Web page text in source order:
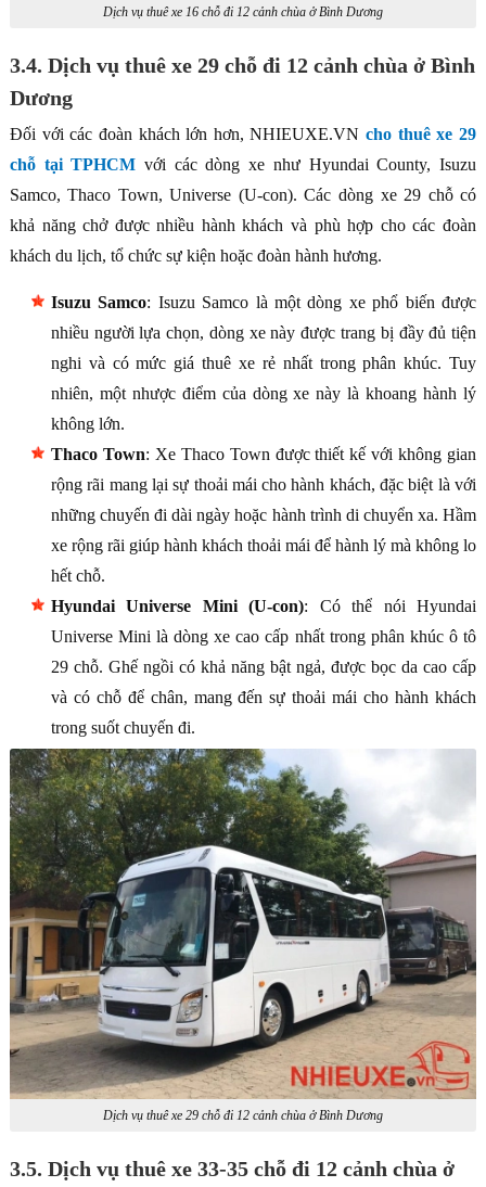
Dịch vụ thuê xe 16 chỗ đi 12 cảnh chùa ở Bình Dương
3.4. Dịch vụ thuê xe 29 chỗ đi 12 cảnh chùa ở Bình
Dương
Đối với các đoàn khách lớn hơn, NHIEUXE.VNcho thuê xe 29
chỗ tại TPHCM với các dòng xe như Hyundai County, Isuzu
Samco, Thaco Town, Universe (U-con). Các dòng xe 29 chỗ có
khả năng chở được nhiều hành khách và phù hợp cho các đoàn
khách du lịch, tổ chức sự kiện hoặc đoàn hành hương.
Isuzu Samco: Isuzu Samco là một dòng xe phổ biến được
nhiều người lựa chọn, dòng xe này được trang bị đầy đủ tiện
nghi và có mức giá thuê xe rẻ nhất trong phân khúc. Tuy
nhiên, một nhược điểm của dòng xe này là khoang hành lý
không lớn.
Thaco Town: Xe Thaco Town được thiết kế với không gian
rộng rãi mang lại sự thoải mái cho hành khách, đặc biệt là với
những chuyến đi dài ngày hoặc hành trình di chuyển xa. Hầm
xe rộng rãi giúp hành khách thoải mái để hành lý mà không lo
hết chỗ.
Hyundai Universe Mini (U-con): Có thể nói Hyundai
Universe Mini là dòng xe cao cấp nhất trong phân khúc ô tô
29 chỗ. Ghế ngồi có khả năng bật ngả, được bọc da cao cấp
và có chỗ để chân, mang đến sự thoải mái cho hành khách
trong suốt chuyến đi.
Dịch vụ thuê xe 29 chỗ đi 12 cảnh chùa ở Bình Dương
3.5. Dịch vụ thuê xe 33-35 chỗ đi 12 cảnh chùa ở